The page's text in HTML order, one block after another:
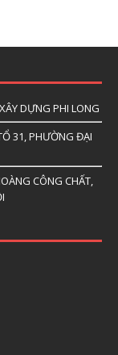
DỰNG PHI LONG
31, PHƯỜNG ĐẠI
CÔNG CHẤT,